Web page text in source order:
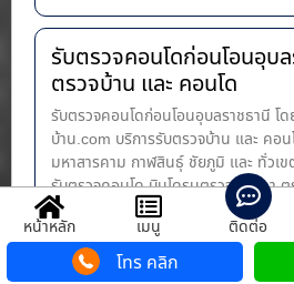
รับตรวจคอนโดก่อนโอนอุบ
ตรวจบ้าน และ คอนโด
รับตรวจคอนโดก่อนโอนอุบลราชธานี โ
บ้าน.com บริการรับตรวจบ้าน และ คอ
มหาสารคาม กาฬสินธุ์ ชัยภูมิ และ ทั่วเ
รับตรวจคอนโด บินโดรนตรวจหลังคา
ระเบียง ตรวจงานหลังคา ตรวจผนัง ต
หน้าต่าง​ ตรวจระบบน้ำ เช็คระบบแรงดัน
ระบบท่อน้ำ​ดี ท่อน้ำ​เสีย ตรวจโครงสร้า
หลังคา ตรวจการติดตั้งกระเบื้องหลังคา
หน้าหลัก เมนู ติดต่อ
โทร คลิก